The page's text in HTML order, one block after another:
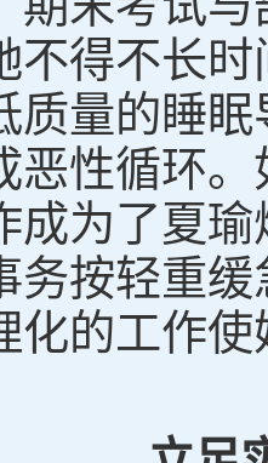
不得不长
质量的睡
恶性循环
成为了夏
务按轻重
化的工作